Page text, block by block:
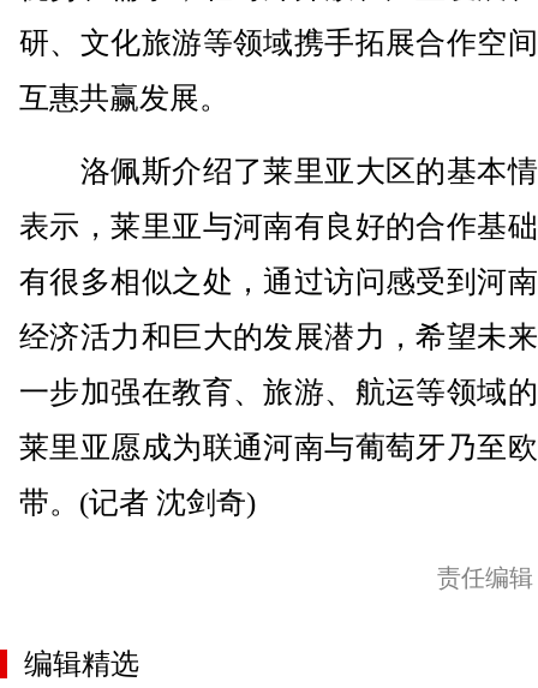
研、文化旅游等领域携手拓展合作空
互惠共赢发展。
洛佩斯介绍了莱里亚大区的基本
表示，莱里亚与河南有良好的合作基
有很多相似之处，通过访问感受到河
经济活力和巨大的发展潜力，希望未
一步加强在教育、旅游、航运等领域
莱里亚愿成为联通河南与葡萄牙乃至
带。(记者 沈剑奇)
责任编
编辑精选